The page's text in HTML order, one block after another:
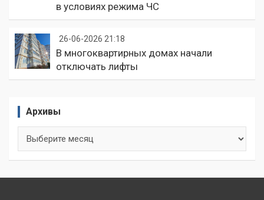
в условиях режима ЧС
26-06-2026 21:18
В многоквартирных домах начали
отключать лифты
Архивы